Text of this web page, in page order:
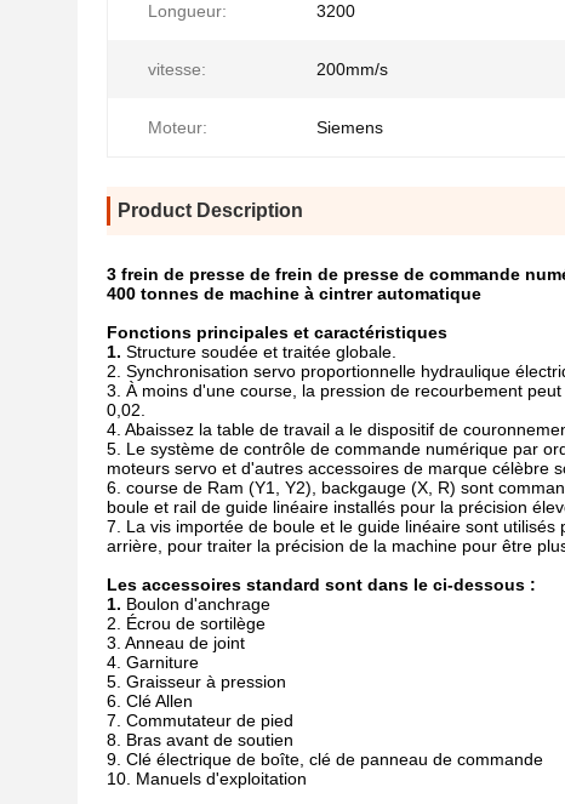
Longueur: 3200
vitesse: 200mm/s
Moteur: Siemens
Product Description
3 frein de presse de frein de presse de commande
400 tonnes de machine à cintrer automatique
Fonctions principales et caractéristiques
1. Structure soudée et traitée globale.
2. Synchronisation servo proportionnelle hydraulique
3. À moins d'une course, la pression de recourbement
0,02.
4. Abaissez la table de travail a le dispositif de
5. Le système de contrôle de commande numérique par
moteurs servo et d'autres accessoires de marque célèbre
6. course de Ram (Y1, Y2), backgauge (X, R) sont
boule et rail de guide linéaire installés pour la précision
7. La vis importée de boule et le guide linéaire sont
arrière, pour traiter la précision de la machine pour être
Les accessoires standard sont dans le ci-dessous :
1. Boulon d'anchrage
2. Écrou de sortilège
3. Anneau de joint
4. Garniture
5. Graisseur à pression
6. Clé Allen
7. Commutateur de pied
8. Bras avant de soutien
9. Clé électrique de boîte, clé de panneau de commande
10. Manuels d'exploitation